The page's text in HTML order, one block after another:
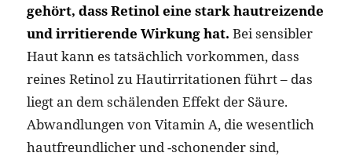
gehört, dass Retinol eine stark hautreizende
und irritierende Wirkung hat. Bei sensibler
Haut kann es tatsächlich vorkommen, dass
reines Retinol zu Hautirritationen führt – das
liegt an dem schälenden Effekt der Säure.
Abwandlungen von Vitamin A, die wesentlich
hautfreundlicher und -schonender sind,